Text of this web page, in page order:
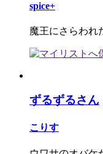
spice+
魔王にさらわれ
ずるずるさん
こりす